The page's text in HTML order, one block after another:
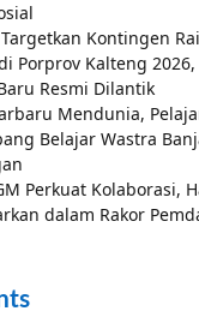
Kontingen
Porprov Kalteng 2026,
Resmi Dilantik
Mendunia,
Belajar Wastra
Perkuat Kolaborasi,
dalam Rakor